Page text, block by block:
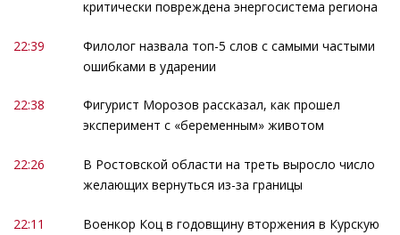
критически повреждена энергосистема региона
22:39
Филолог назвала топ-5 слов с самыми частыми
ошибками в ударении
22:38
Фигурист Морозов рассказал, как прошел
эксперимент с «беременным» животом
22:26
В Ростовской области на треть выросло число
желающих вернуться из-за границы
22:11
Военкор Коц в годовщину вторжения в Курскую